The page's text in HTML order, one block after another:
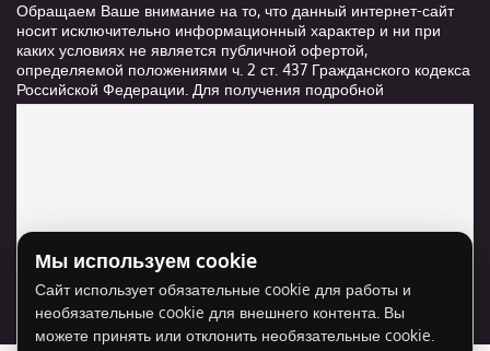
Обращаем Ваше внимание на то, что данный интернет-сайт
носит исключительно информационный характер и ни при
каких условиях не является публичной офертой,
определяемой положениями ч. 2 ст. 437 Гражданского кодекса
Российской Федерации. Для получения подробной
информации о стоимости и сроках выполнения услуг,
Для отображения карты нужно разрешить
использование cookie для внешнего контента.
Разрешить cookie
Мы используем cookie
Сайт использует обязательные cookie для работы и
необязательные cookie для внешнего контента. Вы
можете принять или отклонить необязательные cookie.